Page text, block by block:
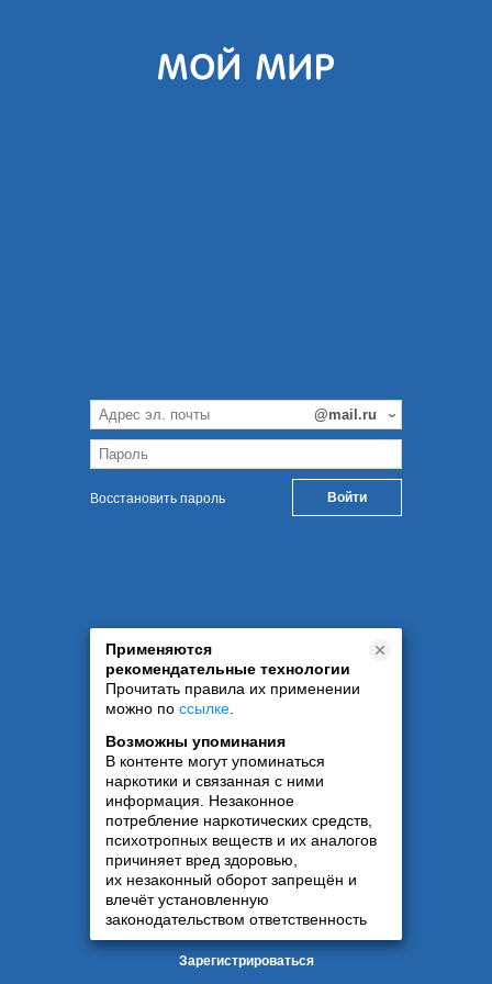
Восстановить пароль
Применяются
рекомендательные технологии
Прочитать правила их применении
можно по ссылке
Возможны упоминания
В контенте могут упоминаться
наркотики и связанная с ними
информация. Незаконное
потребление наркотических средств,
психотропных веществ и их аналогов
причиняет вред здоровью,
их незаконный оборот запрещён и
влечёт установленную
законодательством ответственность
Зарегистрироваться